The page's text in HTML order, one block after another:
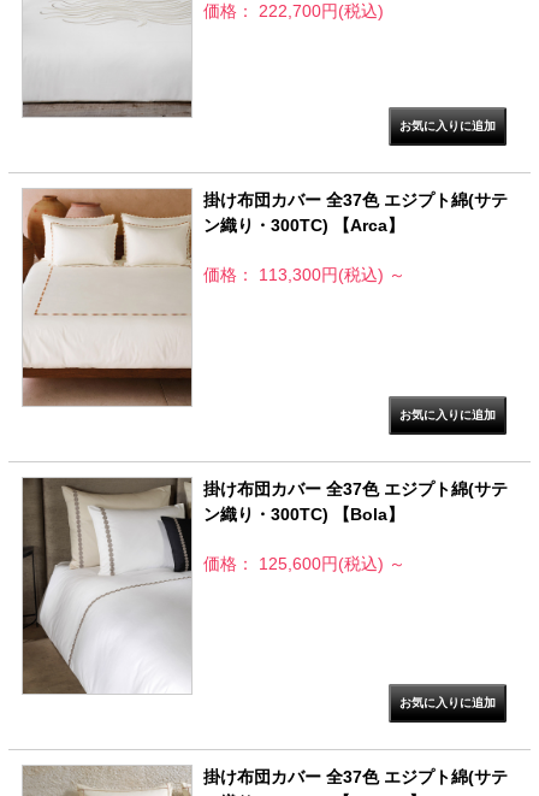
価格： 222,700円(税込)
掛け布団カバー 全37色 エジプト綿(サテ
ン織り・300TC) 【Arca】
価格： 113,300円(税込) ～
掛け布団カバー 全37色 エジプト綿(サテ
ン織り・300TC) 【Bola】
価格： 125,600円(税込) ～
掛け布団カバー 全37色 エジプト綿(サテ